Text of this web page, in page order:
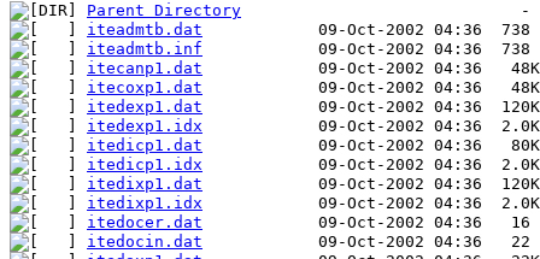
Parent Directory
iteadmtb.dat
iteadmtb.inf
itecanp1.dat
itecoxp1.dat
itedexp1.dat
itedexp1.idx
itedicp1.dat
itedicp1.idx
itedixp1.dat
itedixp1.idx
itedocer.dat
itedocin.dat